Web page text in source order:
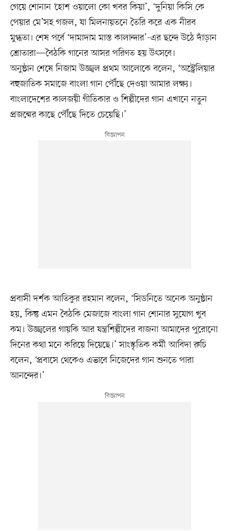
গেয়ে শোনান ‘হোশ ওয়ালো কো খবর কিয়া’, ‘দুনিয়া কিসি কে
পেয়ার মে’সহ গজল, যা মিলনায়তনে তৈরি করে এক নীরব
মুগ্ধতা। শেষ পর্বে ‘দামাদাম মাস্ত কালান্দার’-এর ছন্দে উঠে দাঁড়ান
শ্রোতারা—বৈঠকি গানের আসর পরিণত হয় উৎসবে।
অনুষ্ঠান শেষে নিজাম উজ্জ্বল প্রথম আলোকে বলেন, ‘অস্ট্রেলিয়ার
বহুজাতিক সমাজে বাংলা গান পৌঁছে দেওয়া আমার লক্ষ্য।
বাংলাদেশের কালজয়ী গীতিকার ও শিল্পীদের গান এখানে নতুন
প্রজন্মের কাছে পৌঁছে দিতে চেয়েছি।’
প্রবাসী দর্শক আতিকুর রহমান বলেন, ‘সিডনিতে অনেক অনুষ্ঠান
হয়, কিন্তু এমন বৈঠকি মেজাজে বাংলা গান শোনার সুযোগ খুব
কম। উজ্জ্বলের গায়কি আর যন্ত্রশিল্পীদের বাজনা আমাদের পুরোনো
দিনের কথা মনে করিয়ে দিয়েছে।’ সাংস্কৃতিক কর্মী আবিদা রুচি
বলেন, ‘প্রবাসে থেকেও এভাবে নিজেদের গান শুনতে পারা
আনন্দের।’